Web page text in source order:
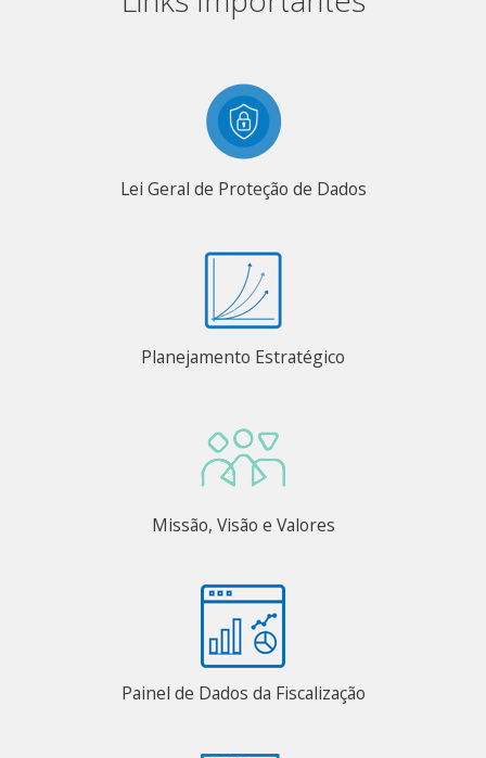
Lei Geral de Proteção de Dados
Planejamento Estratégico
Missão, Visão e Valores
Painel de Dados da Fiscalização